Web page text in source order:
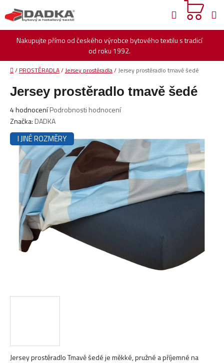
na
obsah
Nakupujte přímo od českého výrobce bytového textilu s tradicí
od roku 1992.
Hledat
Domů
/ PROSTĚRADLA/Jersey prostěradla/Jersey prostěradlo tmavě šedé
Jersey prostěradlo Tmavě šedé je měkké, pružné a příjemné na
Jersey prostěradlo tmavě šedé
Průměrné
hodnocení
produktu
je
hvězdiček.
4 hodnoceníPodrobnosti hodnocení
Značka: DADKA
I JINÉ ROZMĚRY